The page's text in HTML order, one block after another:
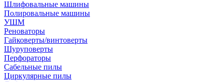
Шлифовальные машины
Полировальные машины
УШМ
Реноваторы
Гайковерты/винтоверты
Шуруповерты
Перфораторы
Сабельные пилы
Циркулярные пилы